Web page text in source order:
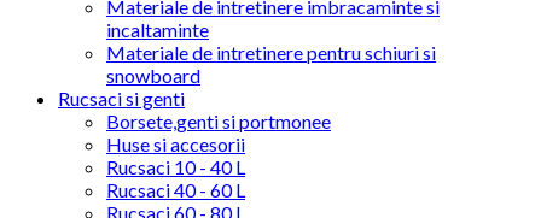
Materiale de intretinere imbracaminte si
incaltaminte
Materiale de intretinere pentru schiuri si
snowboard
Rucsaci si genti
Borsete,genti si portmonee
Huse si accesorii
Rucsaci 10 - 40 L
Rucsaci 40 - 60 L
Rucsaci 60 - 80 L